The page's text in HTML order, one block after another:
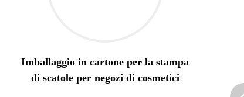
Imballaggio in cartone per la stampa
di scatole per negozi di cosmetici